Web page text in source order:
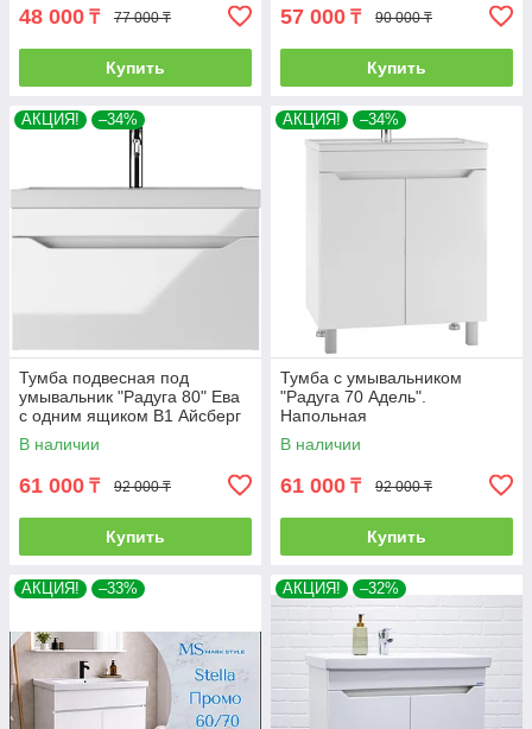
48 000 ₸ 77 000 ₸
Купить
57 000 ₸ 90 000 ₸
Купить
АКЦИЯ! –34%
Тумба подвесная под
умывальник "Радуга 80" Ева
с одним ящиком В1 Айсберг
В наличии
61 000 ₸ 92 000 ₸
Купить
АКЦИЯ! –34%
Тумба с умывальником
"Радуга 70 Адель".
Напольная
В наличии
61 000 ₸ 92 000 ₸
Купить
АКЦИЯ! –33% АКЦИЯ! –32%